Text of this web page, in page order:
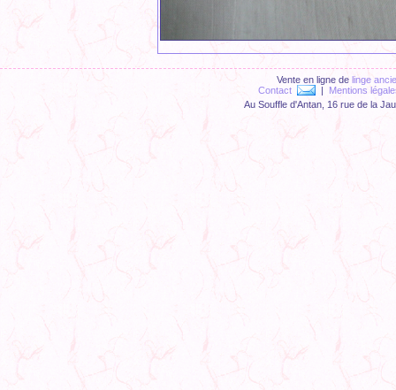
Vente en ligne delinge
Contact
| Mentions
Au Souffle d'Antan, 16 rue de la